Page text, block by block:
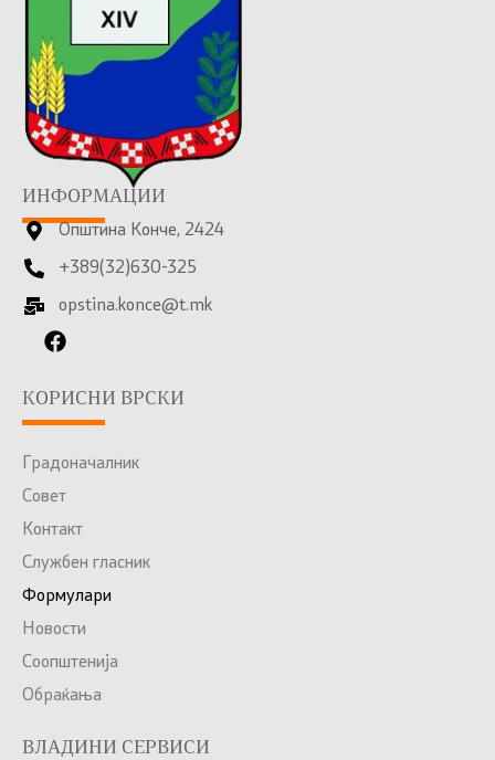
ИНФОРМАЦИИ
Општина Конче, 2424
+389(32)630-325
opstina.konce@t.mk
КОРИСНИ ВРСКИ
Градоначалник
Совет
Контакт
Службен гласник
Формулари
Новости
Соопштенија
Обраќања
ВЛАДИНИ СЕРВИСИ